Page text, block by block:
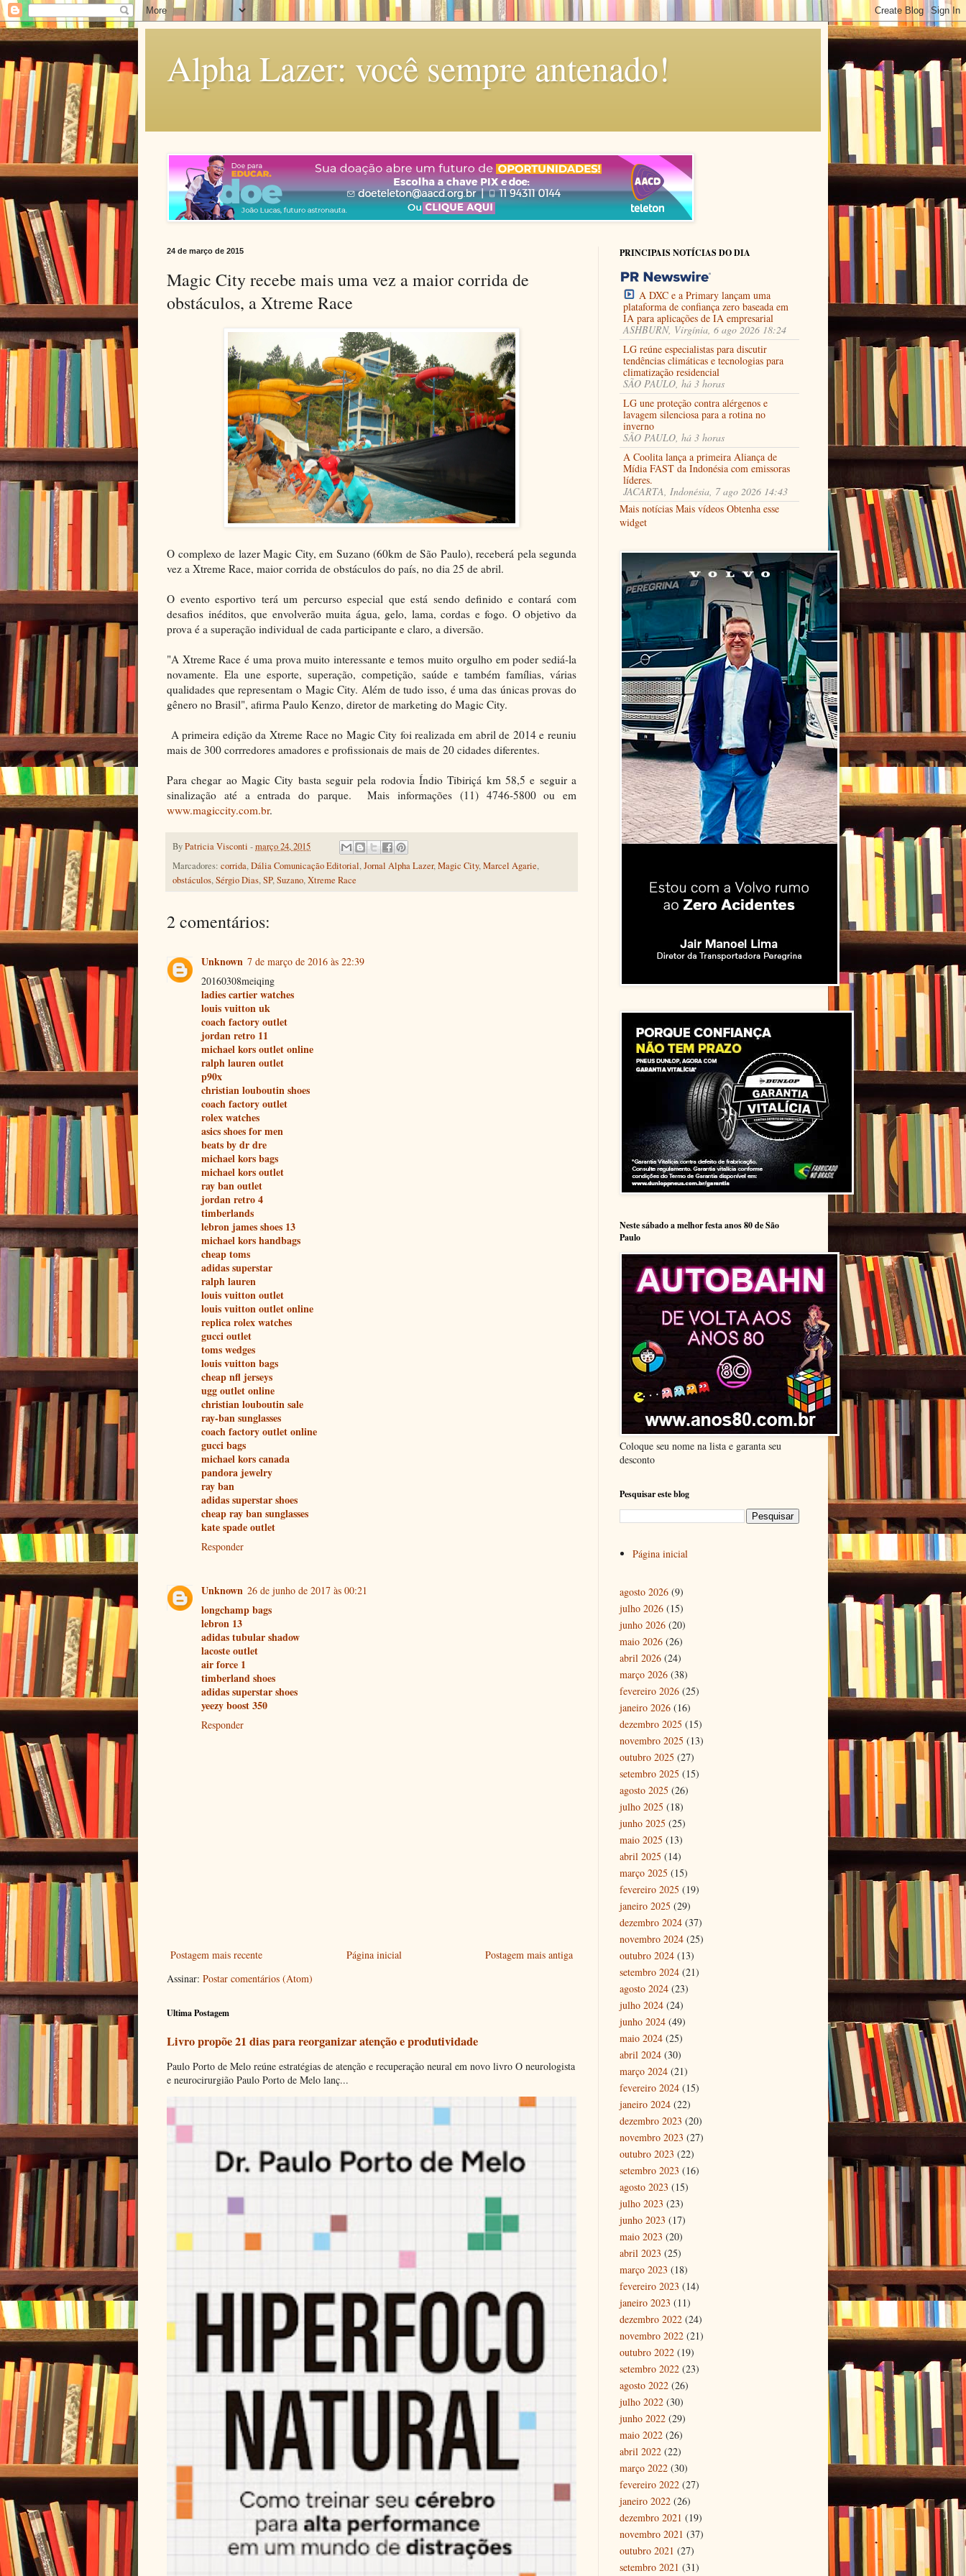
Alpha Lazer: você sempre antenado!
24 de março de 2015
Magic City recebe mais uma vez a maior corrida de
obstáculos, a Xtreme Race
O complexo de lazer Magic City, em Suzano (60km de São Paulo), receberá pela segunda
vez a Xtreme Race, maior corrida de obstáculos do país, no dia 25 de abril.
O evento esportivo terá um percurso especial que está sendo definido e contará com
desafios inéditos, que envolverão muita água, gelo, lama, cordas e fogo. O objetivo da
prova é a superação individual de cada participante e claro, a diversão.
"A Xtreme Race é uma prova muito interessante e temos muito orgulho em poder sediá-la
novamente. Ela une esporte, superação, competição, saúde e também famílias, várias
qualidades que representam o Magic City. Além de tudo isso, é uma das únicas provas do
gênero no Brasil", afirma Paulo Kenzo, diretor de marketing do Magic City.
A primeira edição da Xtreme Race no Magic City foi realizada em abril de 2014 e reuniu
mais de 300 corrredores amadores e profissionais de mais de 20 cidades diferentes.
Para chegar ao Magic City basta seguir pela rodovia Índio Tibiriçá km 58,5 e seguir a
sinalização até a entrada do parque. Mais informações (11) 4746-5800 ou em
www.magiccity.com.br.
ByPatricia Visconti -março 24, 2015
Marcadores: corrida,Dália Comunicação Editorial,Jornal Alpha Lazer,Magic City,Marcel Agarie,
obstáculos,Sérgio Dias,SP,Suzano,Xtreme Race
2 comentários:
Unknown 7 de março de 2016 às 22:39
20160308meiqing
ladies cartier watches
louis vuitton uk
coach factory outlet
jordan retro 11
michael kors outlet online
ralph lauren outlet
p90x
christian louboutin shoes
coach factory outlet
rolex watches
asics shoes for men
beats by dr dre
michael kors bags
michael kors outlet
ray ban outlet
jordan retro 4
timberlands
lebron james shoes 13
michael kors handbags
cheap toms
adidas superstar
ralph lauren
louis vuitton outlet
louis vuitton outlet online
replica rolex watches
gucci outlet
toms wedges
louis vuitton bags
cheap nfl jerseys
ugg outlet online
christian louboutin sale
ray-ban sunglasses
coach factory outlet online
gucci bags
michael kors canada
pandora jewelry
ray ban
adidas superstar shoes
cheap ray ban sunglasses
kate spade outlet
Responder
Unknown 26 de junho de 2017 às 00:21
longchamp bags
lebron 13
adidas tubular shadow
lacoste outlet
air force 1
timberland shoes
adidas superstar shoes
yeezy boost 350
Responder
Postagem mais recente Postagem mais antiga
Página inicial
Assinar: Postar comentários (Atom)
Ultima Postagem
Livro propõe 21 dias para reorganizar atenção e produtividade
Paulo Porto de Melo reúne estratégias de atenção e recuperação neural em novo livro O neurologista
e neurocirurgião Paulo Porto de Melo lanç...
PRINCIPAIS NOTÍCIAS DO DIA
A DXC e a Primary lançam uma
plataforma de confiança zero baseada em
IA para aplicações de IA empresarial
ASHBURN, Virgínia, 6 ago 2026 18:24
LG reúne especialistas para discutir
tendências climáticas e tecnologias para
climatização residencial
SÃO PAULO, há 3 horas
LG une proteção contra alérgenos e
lavagem silenciosa para a rotina no
inverno
SÃO PAULO, há 3 horas
A Coolita lança a primeira Aliança de
Mídia FAST da Indonésia com emissoras
líderes.
JACARTA, Indonésia, 7 ago 2026 14:43
Mais notícias Mais vídeos Obtenha esse
widget
Neste sábado a melhor festa anos 80 de São
Paulo
Coloque seu nome na lista e garanta seu
desconto
Pesquisar este blog
Página inicial
agosto 2026 (9)
julho 2026 (15)
junho 2026 (20)
maio 2026 (26)
abril 2026 (24)
março 2026 (38)
fevereiro 2026 (25)
janeiro 2026 (16)
dezembro 2025 (15)
novembro 2025 (13)
outubro 2025 (27)
setembro 2025 (15)
agosto 2025 (26)
julho 2025 (18)
junho 2025 (25)
maio 2025 (13)
abril 2025 (14)
março 2025 (15)
fevereiro 2025 (19)
janeiro 2025 (29)
dezembro 2024 (37)
novembro 2024 (25)
outubro 2024 (13)
setembro 2024 (21)
agosto 2024 (23)
julho 2024 (24)
junho 2024 (49)
maio 2024 (25)
abril 2024 (30)
março 2024 (21)
fevereiro 2024 (15)
janeiro 2024 (22)
dezembro 2023 (20)
novembro 2023 (27)
outubro 2023 (22)
setembro 2023 (16)
agosto 2023 (15)
julho 2023 (23)
junho 2023 (17)
maio 2023 (20)
abril 2023 (25)
março 2023 (18)
fevereiro 2023 (14)
janeiro 2023 (11)
dezembro 2022 (24)
novembro 2022 (21)
outubro 2022 (19)
setembro 2022 (23)
agosto 2022 (26)
julho 2022 (30)
junho 2022 (29)
maio 2022 (26)
abril 2022 (22)
março 2022 (30)
fevereiro 2022 (27)
janeiro 2022 (26)
dezembro 2021 (19)
novembro 2021 (37)
outubro 2021 (27)
setembro 2021 (31)